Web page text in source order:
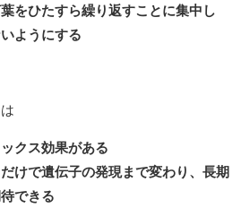
をひたすら繰り返すことに集中し
ようにする
クス効果がある
けで遺伝子の発現まで変わり、長期
できる